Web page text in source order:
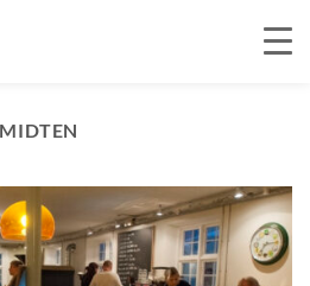
MIDTEN